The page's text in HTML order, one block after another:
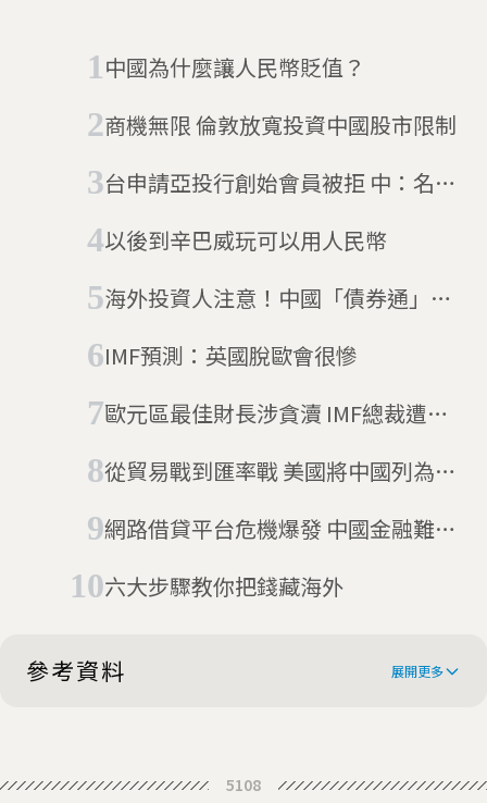
中國為什麼讓人民幣貶值？
商機無限 倫敦放寬投資中國股市限制
台申請亞投行創始會員被拒 中：名義
以後到辛巴威玩可以用人民幣
海外投資人注意！中國「債券通」計
IMF預測：英國脫歐會很慘
歐元區最佳財長涉貪瀆 IMF總裁遭法
從貿易戰到匯率戰 美國將中國列為
網路借貸平台危機爆發 中國金融難
六大步驟教你把錢藏海外
參考資料 展開更多
a global reserve currency any time
5108